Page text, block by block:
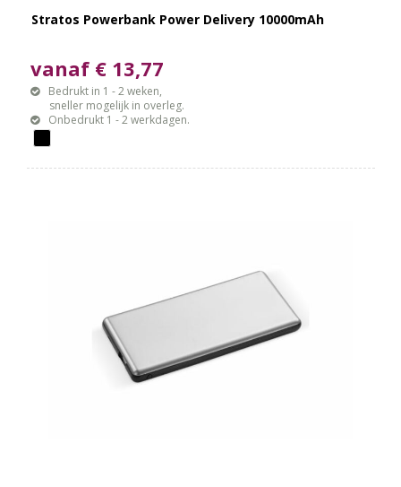
Stratos Powerbank Power Delivery 10000mAh
vanaf € 13,77
Bedrukt in 1 - 2 weken,
sneller mogelijk in overleg.
Onbedrukt 1 - 2 werkdagen.